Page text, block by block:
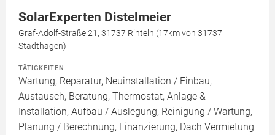
SolarExperten Distelmeier
Graf-Adolf-Straße 21, 31737 Rinteln (17km von 31737
Stadthagen)
TÄTIGKEITEN
Wartung, Reparatur, Neuinstallation / Einbau,
Austausch, Beratung, Thermostat, Anlage &
Installation, Aufbau / Auslegung, Reinigung / Wartung,
Planung / Berechnung, Finanzierung, Dach Vermietung